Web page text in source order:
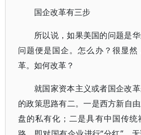
国企改革有三步
所以说，如果美国的问题是
问题便是国企。怎么办？很显然
革。如何改革？
就国家资本主义或者国企改
的政策思路有二。一是西方新自
盘的私有化；二是具有中国传统